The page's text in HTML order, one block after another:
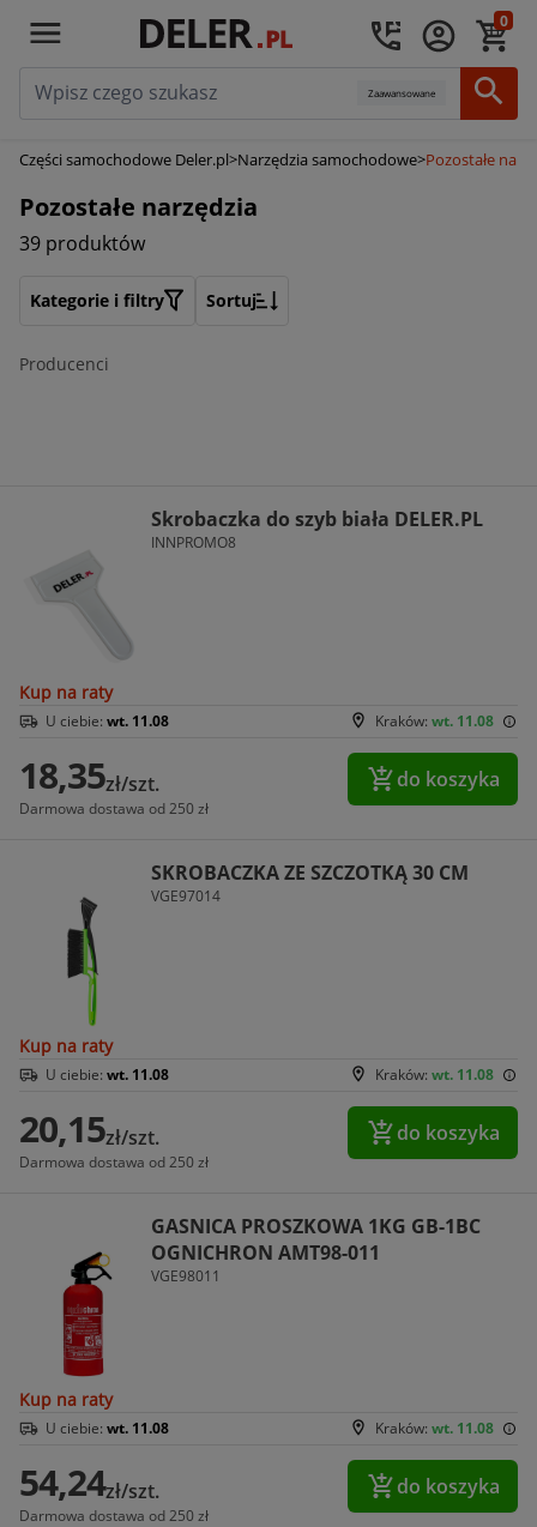
0
Zaawansowane
Części samochodowe Deler.pl>Narzędzia samochodowe>Pozostałe
Pozostałe narzędzia
39 produktów
Kategorie i filtry Sortuj
Producenci
Skrobaczka do szyb biała DELER.PL
INNPROMO8
Kup na raty
Kraków: wt. 11.08
U ciebie: wt. 11.08
18,35zł/szt.
Darmowa dostawa od 250 zł
do koszyka
SKROBACZKA ZE SZCZOTKĄ 30 CM
VGE97014
Kup na raty
Kraków: wt. 11.08
U ciebie: wt. 11.08
20,15zł/szt.
Darmowa dostawa od 250 zł
do koszyka
GASNICA PROSZKOWA 1KG GB-1BC
OGNICHRON AMT98-011
VGE98011
Kup na raty
Kraków: wt. 11.08
U ciebie: wt. 11.08
54,24zł/szt.
Darmowa dostawa od 250 zł
do koszyka